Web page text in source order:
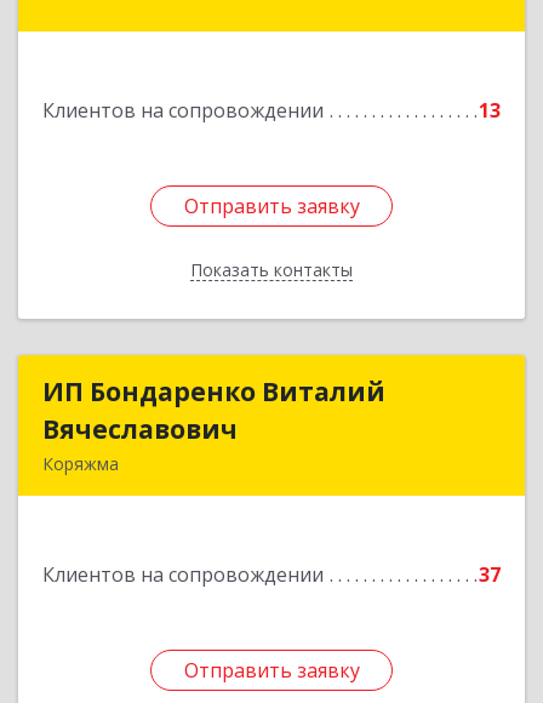
Клиентов на сопровождении 13
Отправить заявку
Показать контакты
Подробнее
Отправить заявку
Назад
ИП Бондаренко Виталий
Вячеславович
Коряжма
Клиентов на сопровождении 37
Отправить заявку
ИП Бондаренко Виталий
Подробнее
Отправить заявку